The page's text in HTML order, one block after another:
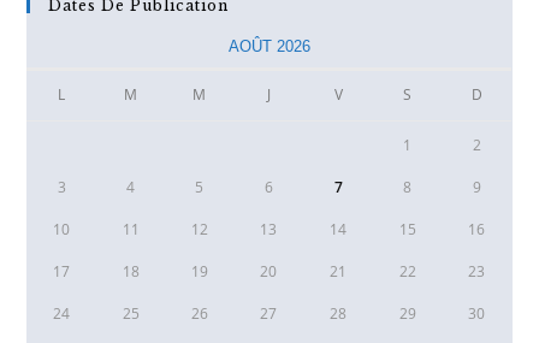
Dates De Publication
AOÛT 2026
L M M J V S D
1 2
3 4 5 6 7 8 9
10 11 12 13 14 15 16
17 18 19 20 21 22 23
24 25 26 27 28 29 30